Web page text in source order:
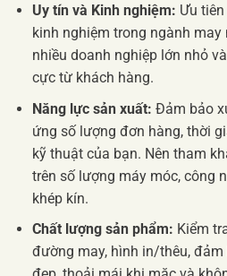
Uy tín và Kinh nghiệm: Ưu
kinh nghiệm trong ngành
nhiều doanh nghiệp lớn nhỏ
cực từ khách hàng.
Năng lực sản xuất: Đảm bảo
ứng số lượng đơn hàng, thời
kỹ thuật của bạn. Nên tham
trên số lượng máy móc, công
khép kín.
Chất lượng sản phẩm: Kiểm
đường may, hình in/thêu,